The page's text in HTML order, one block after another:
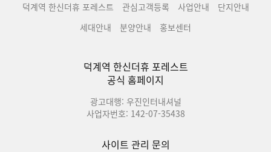
덕계역 한신더휴 포레스트 관심고객등록 사업안내
단지안내
세대안내
분양안내 홍보센터
덕계역 한신더휴 포레스트
공식 홈페이지
광고대행: 우진인터내셔널
사업자번호: 142-07-35438
사이트 관리 문의